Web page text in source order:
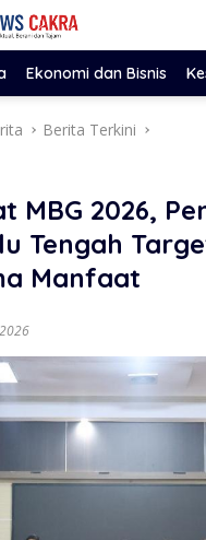
Ekonomi dan Bisnis
Berita Terkini
MBG 2026,
Tengah
Manfaat